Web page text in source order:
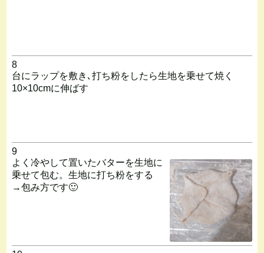
8
台にラップを敷き､打ち粉をしたら生地を乗せて焼く
10×10cmに伸ばす
9
よく冷やして置いたバターを生地に
乗せて包む。生地に打ち粉をする
→包み方です🙂